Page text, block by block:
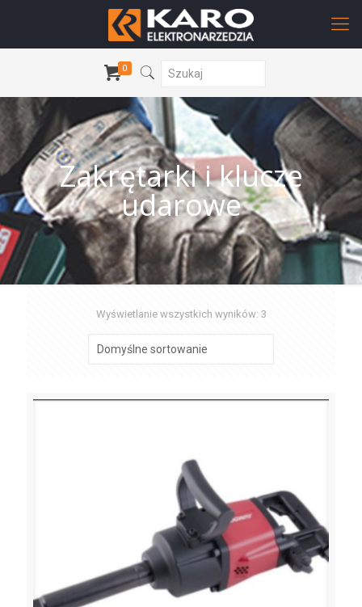
0
Zakrętarki i klucze
udarowe
Wyświetlanie wszystkich wyników: 3